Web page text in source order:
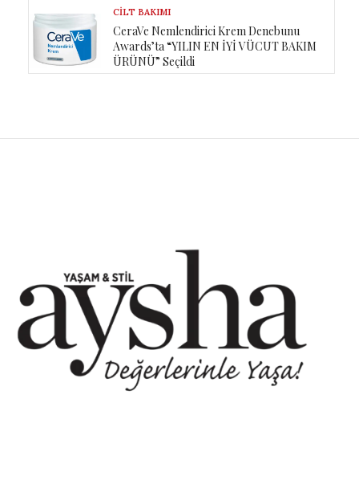
CILT BAKIMI
CeraVe Nemlendirici Krem Denebunu
Awards’ta “YILIN EN İYİ VÜCUT BAKIM
ÜRÜNÜ” Seçildi